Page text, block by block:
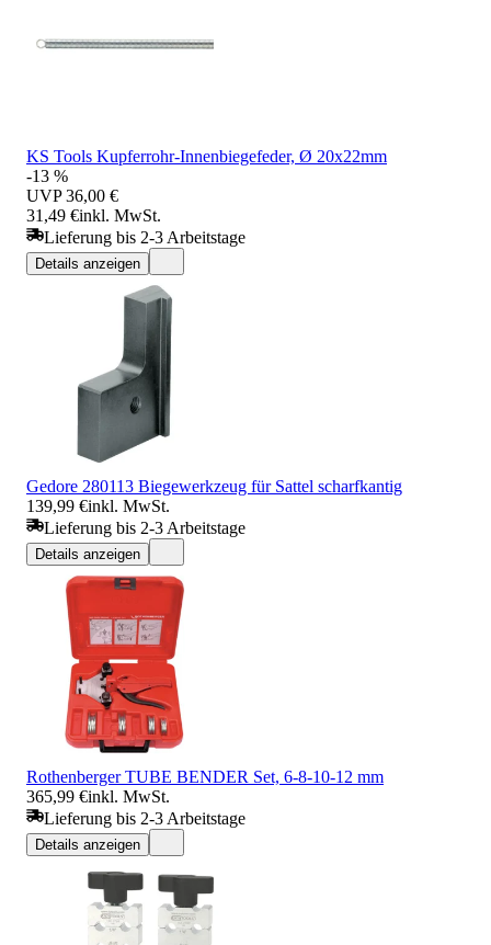
KS Tools Kupferrohr-Innenbiegefeder, Ø 20x22mm
-13 %
UVP 36,00 €
31,49 €inkl. MwSt.
Lieferung bis 2-3 Arbeitstage
Details anzeigen
Gedore 280113 Biegewerkzeug für Sattel scharfkantig
139,99 €inkl. MwSt.
Lieferung bis 2-3 Arbeitstage
Details anzeigen
Rothenberger TUBE BENDER Set, 6-8-10-12 mm
365,99 €inkl. MwSt.
Lieferung bis 2-3 Arbeitstage
Details anzeigen